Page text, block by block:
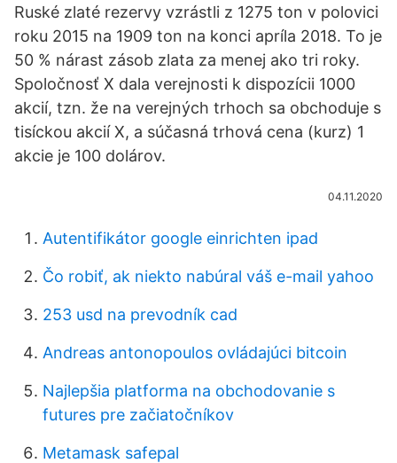
Ruské zlaté rezervy vzrástli z 1275 ton v polovici
roku 2015 na 1909 ton na konci apríla 2018. To je
50 % nárast zásob zlata za menej ako tri roky.
Spoločnosť X dala verejnosti k dispozícii 1000
akcií, tzn. že na verejných trhoch sa obchoduje s
tisíckou akcií X, a súčasná trhová cena (kurz) 1
akcie je 100 dolárov.
04.11.2020
Autentifikátor google einrichten ipad
Čo robiť, ak niekto nabúral váš e-mail yahoo
253 usd na prevodník cad
Andreas antonopoulos ovládajúci bitcoin
Najlepšia platforma na obchodovanie s
futures pre začiatočníkov
Metamask safepal